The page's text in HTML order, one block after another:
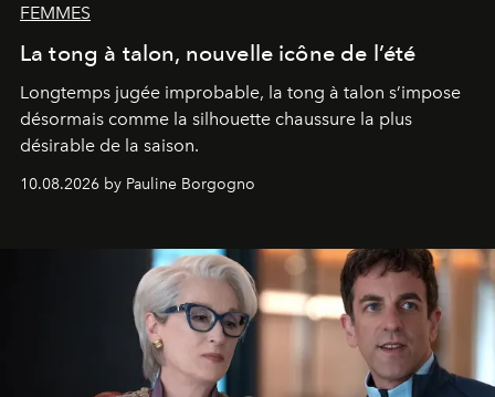
FEMMES
La tong à talon, nouvelle icône de l’été
Longtemps jugée improbable, la tong à talon s’impose
désormais comme la silhouette chaussure la plus
désirable de la saison.
10.08.2026 by Pauline Borgogno